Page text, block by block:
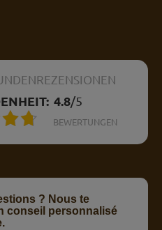
4.8/5
BEWERTUNGEN
? Nous te
conseil personnalisé